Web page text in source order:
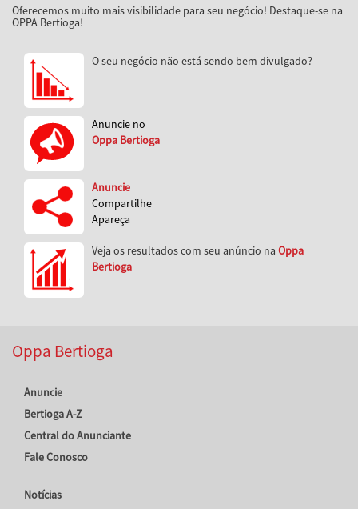
Oferecemos muito mais visibilidade para seu negócio! Destaque-se na
OPPA Bertioga!
O seu negócio não está sendo bem divulgado?
Anuncie no
Oppa Bertioga
Anuncie
Compartilhe
Apareça
Veja os resultados com seu anúncio na Oppa
Bertioga
Oppa Bertioga
Anuncie
Bertioga A-Z
Central do Anunciante
Fale Conosco
Notícias